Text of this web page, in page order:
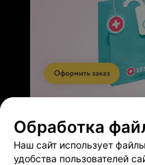
Обработка
Наш сайт использует
удобства пользователей